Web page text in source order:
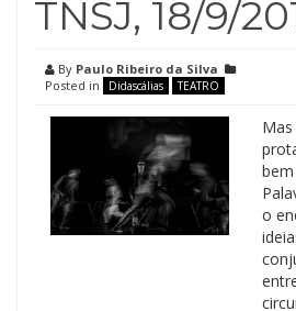
TNSJ, 18/9/
By Paulo Ribeiro da Silva
Posted in
Didascálias TEATRO
o